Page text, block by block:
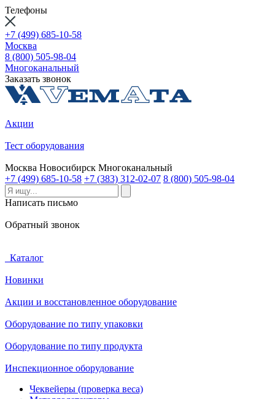
Телефоны
+7 (499) 685-10-58
Москва
8 (800) 505-98-04
Многоканальный
Заказать звонок
Акции
Тест оборудования
Москва Новосибирск Многоканальный
+7 (499) 685-10-58 +7 (383) 312-02-07 8 (800) 505-98-04
Написать письмо
Обратный звонок
Каталог
Новинки
Акции и восстановленное оборудование
Оборудование по типу упаковки
Оборудование по типу продукта
Инспекционное оборудование
Чеквейеры (проверка веса)